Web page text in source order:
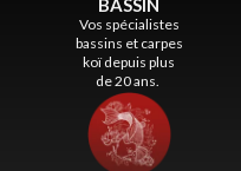
BASSIN
Vos spécialistes
bassins et carpes
koï depuis plus
de 20 ans.